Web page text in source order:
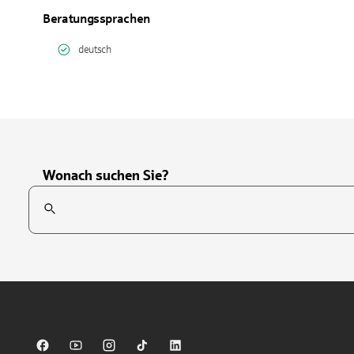
Beratungssprachen
deutsch
Wonach suchen Sie?
Suchfeld